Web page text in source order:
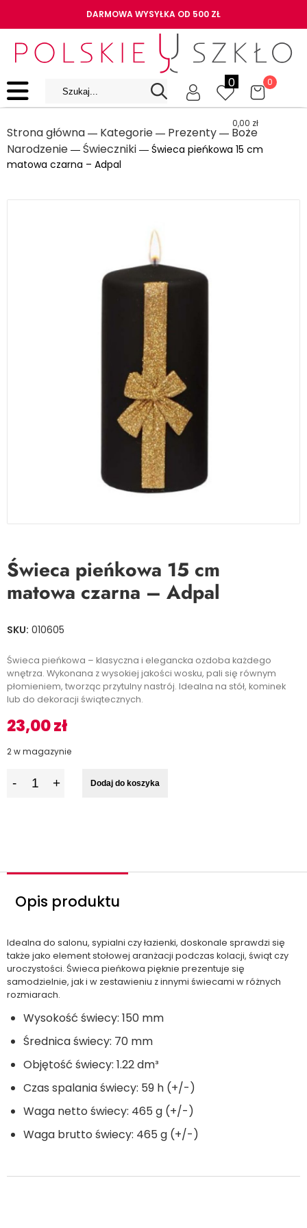
DARMOWA WYSYŁKA OD 500 ZŁ
0 0
0,00 zł
Strona główna ― Kategorie ― Prezenty ― Boże
Narodzenie ― Świeczniki ― Świeca pieńkowa 15 cm
matowa czarna – Adpal
Świeca pieńkowa 15 cm
matowa czarna – Adpal
SKU: 010605
Świeca pieńkowa – klasyczna i elegancka ozdoba każdego
wnętrza. Wykonana z wysokiej jakości wosku, pali się równym
płomieniem, tworząc przytulny nastrój. Idealna na stół, kominek
lub do dekoracji świątecznych.
23,00zł
2 w magazynie
Dodaj do koszyka
Opis produktu
Idealna do salonu, sypialni czy łazienki, doskonale sprawdzi się
także jako element stołowej aranżacji podczas kolacji, świąt czy
uroczystości. Świeca pieńkowa pięknie prezentuje się
samodzielnie, jak i w zestawieniu z innymi świecami w różnych
rozmiarach.
Wysokość świecy: 150 mm
Średnica świecy: 70 mm
Objętość świecy: 1.22 dm³
Czas spalania świecy: 59 h (+/-)
Waga netto świecy: 465 g (+/-)
Waga brutto świecy: 465 g (+/-)